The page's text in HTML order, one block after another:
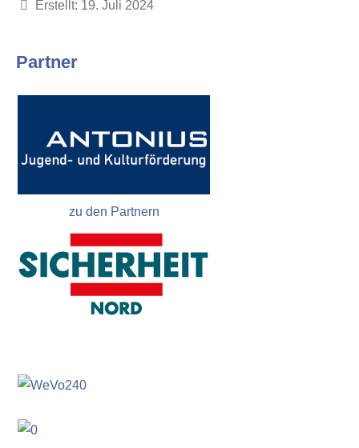
Partner
zu den Partnern
Details
Erstellt: 19. Juli 2024